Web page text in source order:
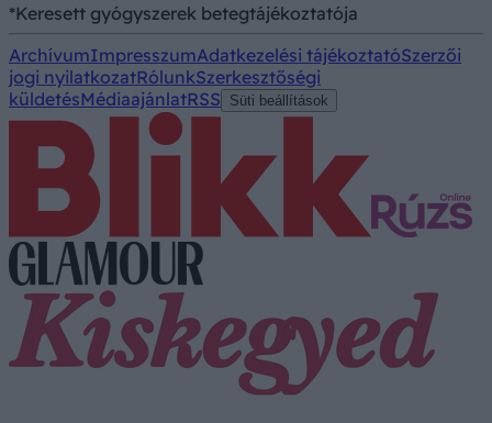
*Keresett gyógyszerek betegtájékoztatója
ArchívumImpresszumAdatkezelési tájékoztatóSzerzői
jogi nyilatkozatRólunkSzerkesztőségi
küldetésMédiaajánlatRSS Süti beállítások